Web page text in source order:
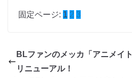
固定ページ: 1 2 3
BLファンのメッカ「アニメイ
リニューアル！